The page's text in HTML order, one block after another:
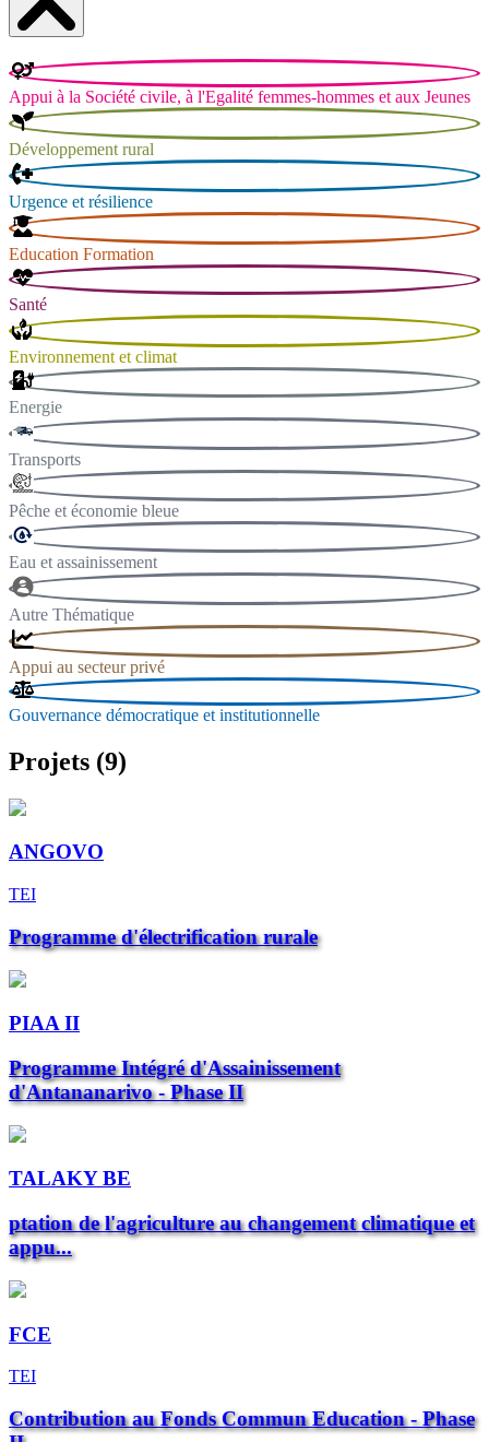
Appui à la Société civile, à l'Egalité femmes-hommes et aux Jeunes
Développement rural
Urgence et résilience
Education Formation
Santé
Environnement et climat
Energie
Transports
Pêche et économie bleue
Eau et assainissement
Autre Thématique
Appui au secteur privé
Gouvernance démocratique et institutionnelle
Projets (9)
ANGOVO
TEI
Programme d'électrification rurale
PIAA II
Programme Intégré d'Assainissement
d'Antananarivo - Phase II
TALAKY BE
ptation de l'agriculture au changement climatique et
appu...
FCE
TEI
Contribution au Fonds Commun Education - Phase